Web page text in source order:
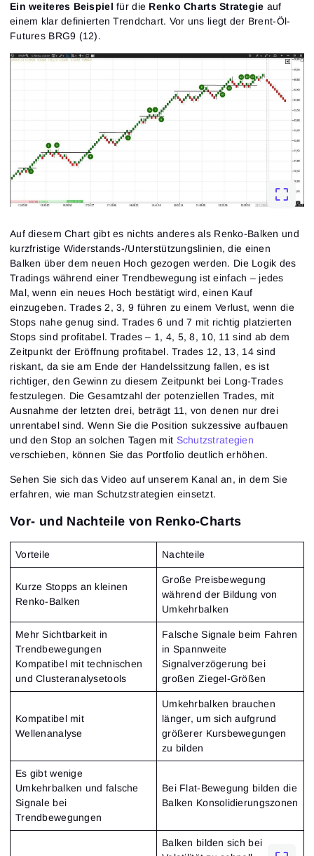
Ein weiteres Beispiel für die Renko Charts Strategie auf
einem klar definierten Trendchart. Vor uns liegt der Brent-Öl-
Futures BRG9 (12).
Auf diesem Chart gibt es nichts anderes als Renko-Balken und
kurzfristige Widerstands-/Unterstützungslinien, die einen
Balken über dem neuen Hoch gezogen werden. Die Logik des
Tradings während einer Trendbewegung ist einfach – jedes
Mal, wenn ein neues Hoch bestätigt wird, einen Kauf
einzugeben. Trades 2, 3, 9 führen zu einem Verlust, wenn die
Stops nahe genug sind. Trades 6 und 7 mit richtig platzierten
Stops sind profitabel. Trades – 1, 4, 5, 8, 10, 11 sind ab dem
Zeitpunkt der Eröffnung profitabel. Trades 12, 13, 14 sind
riskant, da sie am Ende der Handelssitzung fallen, es ist
richtiger, den Gewinn zu diesem Zeitpunkt bei Long-Trades
festzulegen. Die Gesamtzahl der potenziellen Trades, mit
Ausnahme der letzten drei, beträgt 11, von denen nur drei
unrentabel sind. Wenn Sie die Position sukzessive aufbauen
und den Stop an solchen Tagen mit Schutzstrategien
verschieben, können Sie das Portfolio deutlich erhöhen.
Sehen Sie sich das Video auf unserem Kanal an, in dem Sie
erfahren, wie man Schutzstrategien einsetzt.
Vor- und Nachteile von Renko-Charts
Vorteile Nachteile
Kurze Stopps an kleinen
Renko-Balken
Große Preisbewegung
während der Bildung von
Umkehrbalken
Mehr Sichtbarkeit in
Trendbewegungen
Kompatibel mit technischen
und Clusteranalysetools
Falsche Signale beim Fahren
in Spannweite
Signalverzögerung bei
großen Ziegel-Größen
Kompatibel mit
Wellenanalyse
Umkehrbalken brauchen
länger, um sich aufgrund
größerer Kursbewegungen
zu bilden
Es gibt wenige
Umkehrbalken und falsche
Signale bei
Trendbewegungen
Bei Flat-Bewegung bilden die
Balken Konsolidierungszonen
Balken bilden sich bei